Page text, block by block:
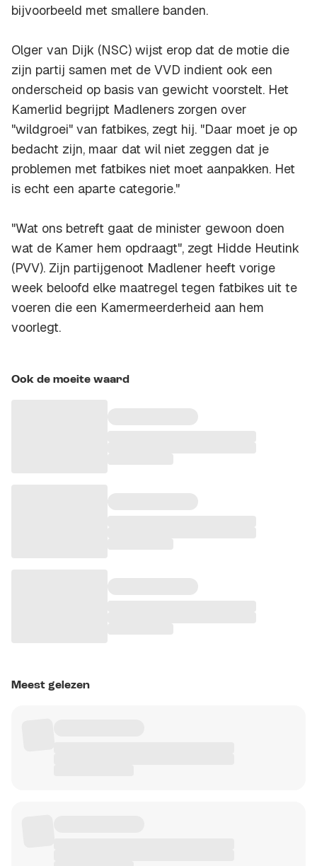
bijvoorbeeld met smallere banden.
Olger van Dijk (NSC) wijst erop dat de motie die
zijn partij samen met de VVD indient ook een
onderscheid op basis van gewicht voorstelt. Het
Kamerlid begrijpt Madleners zorgen over
"wildgroei" van fatbikes, zegt hij. "Daar moet je op
bedacht zijn, maar dat wil niet zeggen dat je
problemen met fatbikes niet moet aanpakken. Het
is echt een aparte categorie."
"Wat ons betreft gaat de minister gewoon doen
wat de Kamer hem opdraagt", zegt Hidde Heutink
(PVV). Zijn partijgenoot Madlener heeft vorige
week beloofd elke maatregel tegen fatbikes uit te
voeren die een Kamermeerderheid aan hem
voorlegt.
Ook de moeite waard
Meest gelezen